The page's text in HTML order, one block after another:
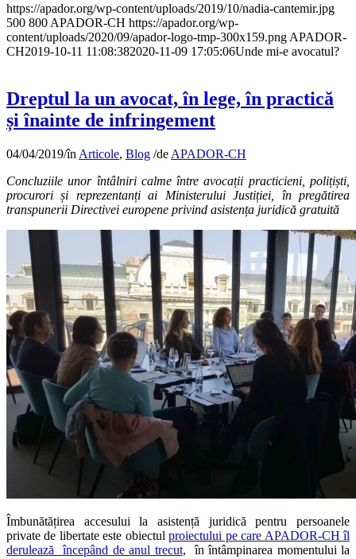
https://apador.org/wp-content/uploads/2019/10/nadia-cantemir.jpg
500 800 APADOR-CH https://apador.org/wp-
content/uploads/2020/09/apador-logo-tmp-300x159.png APADOR-
CH2019-10-11 11:08:382020-11-09 17:05:06Unde mi-e avocatul?
Dreptul la un avocat, în lege, în practică
și înainte de infringement
04/04/2019/în Articole, Blog /de APADOR-CH
Concluziile unor întâlniri calme între avocații practicieni, polițiști,
procurori și reprezentanți ai Ministerului Justiției, în pregătirea
transpunerii Directivei europene privind asistența juridică gratuită
Îmbunătățirea accesului la asistență juridică pentru persoanele
private de libertate este obiectulproiectului pe care APADOR-CH îl
derulează începând de anul trecut, în întâmpinarea momentului la